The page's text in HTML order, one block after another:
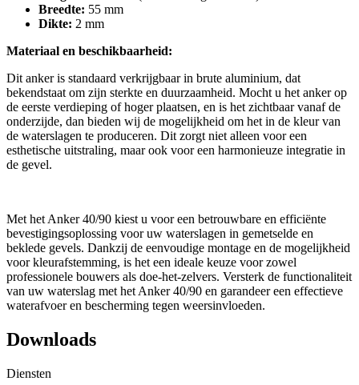
Breedte: 55 mm
Dikte: 2 mm
Materiaal en beschikbaarheid:
Dit anker is standaard verkrijgbaar in brute aluminium, dat
bekendstaat om zijn sterkte en duurzaamheid. Mocht u het anker op
de eerste verdieping of hoger plaatsen, en is het zichtbaar vanaf de
onderzijde, dan bieden wij de mogelijkheid om het in de kleur van
de waterslagen te produceren. Dit zorgt niet alleen voor een
esthetische uitstraling, maar ook voor een harmonieuze integratie in
de gevel.
Met het Anker 40/90 kiest u voor een betrouwbare en efficiënte
bevestigingsoplossing voor uw waterslagen in gemetselde en
beklede gevels. Dankzij de eenvoudige montage en de mogelijkheid
voor kleurafstemming, is het een ideale keuze voor zowel
professionele bouwers als doe-het-zelvers. Versterk de functionaliteit
van uw waterslag met het Anker 40/90 en garandeer een effectieve
waterafvoer en bescherming tegen weersinvloeden.
Downloads
Diensten